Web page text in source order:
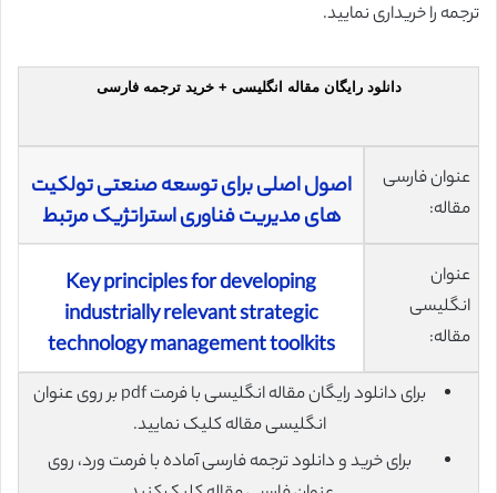
ترجمه را خریداری نمایید.
دانلود رایگان مقاله انگلیسی + خرید ترجمه فارسی
عنوان فارسی
مقاله:
اصول اصلی برای توسعه صنعتی تولکیت
های مدیریت فناوری استراتژیک مرتبط
عنوان
انگلیسی
مقاله:
Key principles for developing
industrially relevant strategic
technology management toolkits
برای دانلود رایگان مقاله انگلیسی با فرمت pdf بر روی عنوان
انگلیسی مقاله کلیک نمایید.
برای خرید و دانلود ترجمه فارسی آماده با فرمت ورد، روی